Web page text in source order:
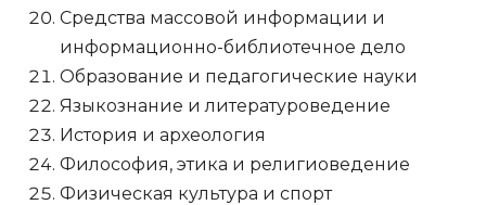
Средства массовой информации и
информационно-библиотечное дело
Образование и педагогические науки
Языкознание и литературоведение
История и археология
Философия, этика и религиоведение
Физическая культура и спорт